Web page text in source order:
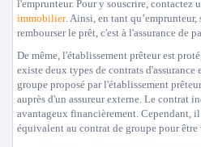
l'emprunteur. Pour y souscrire, contactez
immobilier. Ainsi, en tant
rembourser le prêt, c'est à l'assurance de
De même, l'établissement prêteur est
existe deux types de contrats
groupe proposé par l'établissement
auprès d'un assureur externe. Le contrat
avantageux financièrement. Cependant,
équivalent au contrat de groupe pour